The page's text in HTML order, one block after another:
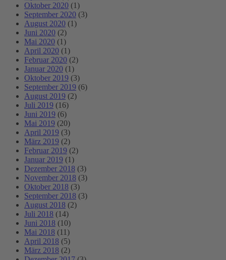
Oktober 2020 (1)
September 2020 (3)
August 2020 (1)
Juni 2020 (2)
Mai 2020 (1)
April 2020 (1)
Februar 2020 (2)
Januar 2020 (1)
Oktober 2019 (3)
September 2019 (6)
August 2019 (2)
Juli 2019 (16)
Juni 2019 (6)
Mai 2019 (20)
April 2019 (3)
März 2019 (2)
Februar 2019 (2)
Januar 2019 (1)
Dezember 2018 (3)
November 2018 (3)
Oktober 2018 (3)
September 2018 (3)
August 2018 (2)
Juli 2018 (14)
Juni 2018 (10)
Mai 2018 (11)
April 2018 (5)
März 2018 (2)